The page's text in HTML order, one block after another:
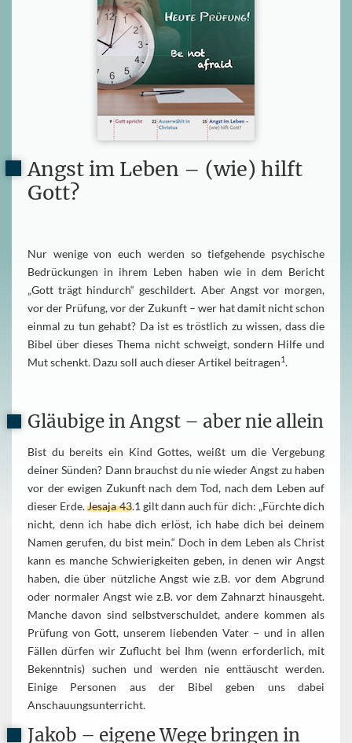
Angst im Leben – (wie) hilft
Gott?
Nur wenige von euch werden so tiefgehende psychische
Bedrückungen in ihrem Leben haben wie in dem Bericht
„Gott trägt hindurch“ geschildert. Aber Angst vor morgen,
vor der Prüfung, vor der Zukunft – wer hat damit nicht schon
einmal zu tun gehabt? Da ist es tröstlich zu wissen, dass die
Bibel über dieses Thema nicht schweigt, sondern Hilfe und
Mut schenkt. Dazu soll auch dieser Artikel beitragen1.
Gläubige in Angst – aber nie allein
Bist du bereits ein Kind Gottes, weißt um die Vergebung
deiner Sünden? Dann brauchst du nie wieder Angst zu haben
vor der ewigen Zukunft nach dem Tod, nach dem Leben auf
dieser Erde.Jesaja 43.1 gilt dann auch für dich: „Fürchte dich
nicht, denn ich habe dich erlöst, ich habe dich bei deinem
Namen gerufen, du bist mein.“ Doch in dem Leben als Christ
kann es manche Schwierigkeiten geben, in denen wir Angst
haben, die über nützliche Angst wie z.B. vor dem Abgrund
oder normaler Angst wie z.B. vor dem Zahnarzt hinausgeht.
Manche davon sind selbstverschuldet, andere kommen als
Prüfung von Gott, unserem liebenden Vater – und in allen
Fällen dürfen wir Zuflucht bei Ihm (wenn erforderlich, mit
Bekenntnis) suchen und werden nie enttäuscht werden.
Einige Personen aus der Bibel geben uns dabei
Anschauungsunterricht.
Jakob – eigene Wege bringen in